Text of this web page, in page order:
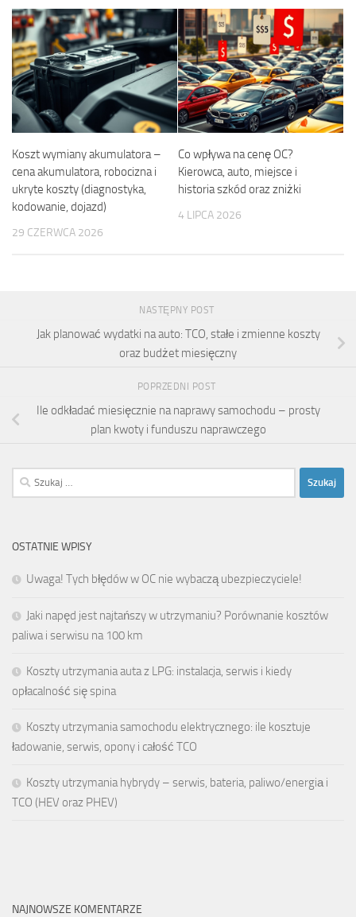
Koszt wymiany akumulatora –
cena akumulatora, robocizna i
ukryte koszty (diagnostyka,
kodowanie, dojazd)
29 CZERWCA 2026
Co wpływa na cenę OC?
Kierowca, auto, miejsce i
historia szkód oraz zniżki
4 LIPCA 2026
NASTĘPNY POST
Jak planować wydatki na auto: TCO, stałe i zmienne koszty
oraz budżet miesięczny
POPRZEDNI POST
Ile odkładać miesięcznie na naprawy samochodu – prosty
plan kwoty i funduszu naprawczego
Szukaj:
OSTATNIE WPISY
Uwaga! Tych błędów w OC nie wybaczą ubezpieczyciele!
Jaki napęd jest najtańszy w utrzymaniu? Porównanie kosztów
paliwa i serwisu na 100 km
Koszty utrzymania auta z LPG: instalacja, serwis i kiedy
opłacalność się spina
Koszty utrzymania samochodu elektrycznego: ile kosztuje
ładowanie, serwis, opony i całość TCO
Koszty utrzymania hybrydy – serwis, bateria, paliwo/energiа i
TCO (HEV oraz PHEV)
NAJNOWSZE KOMENTARZE